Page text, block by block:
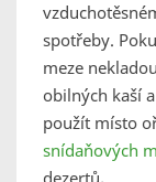
spotřeby.
meze
obilných kaší
použít místo
snídaňových